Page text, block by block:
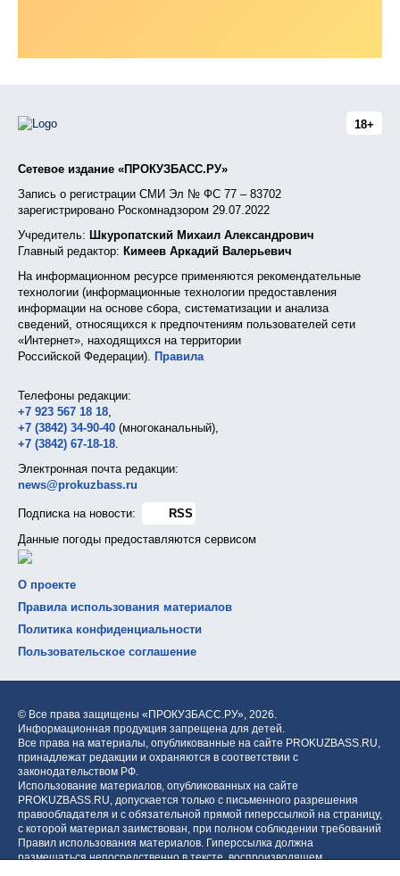
18+
Сетевое издание «ПРОКУЗБАСС.РУ»
Запись о регистрации СМИ Эл № ФС 77 – 83702
зарегистрировано Роскомнадзором 29.07.2022
Учредитель: Шкуропатский Михаил Александрович
Главный редактор: Кимеев Аркадий Валерьевич
На информационном ресурсе применяются рекомендательные
технологии (информационные технологии предоставления
информации на основе сбора, систематизации и анализа
сведений, относящихся к предпочтениям пользователей сети
«Интернет», находящихся на территории
Российской Федерации). Правила
Телефоны редакции:
+7 923 567 18 18,
+7 (3842) 34-90-40 (многоканальный),
+7 (3842) 67-18-18.
Электронная почта редакции:
news@prokuzbass.ru
Подписка на новости:
RSS
Данные погоды предоставляются сервисом
О проекте
Правила использования материалов
Политика конфиденциальности
Пользовательское соглашение
© Все права защищены «ПРОКУЗБАСС.РУ», 2026.
Информационная продукция запрещена для детей.
Все права на материалы, опубликованные на сайте PROKUZBASS.RU,
принадлежат редакции и охраняются в соответствии с
законодательством РФ.
Использование материалов, опубликованных на сайте
PROKUZBASS.RU, допускается только с письменного разрешения
правообладателя и с обязательной прямой гиперссылкой на страницу,
с которой материал заимствован, при полном соблюдении требований
Правил использования материалов. Гиперссылка должна
размещаться непосредственно в тексте, воспроизводящем